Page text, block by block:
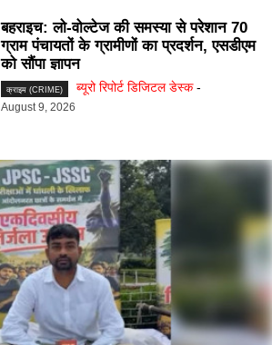
बहराइच: लो-वोल्टेज की समस्या से परेशान 70
ग्राम पंचायतों के ग्रामीणों का प्रदर्शन, एसडीएम
को सौंपा ज्ञापन
क्राइम (CRIME) ब्यूरो रिपोर्ट डिजिटल डेस्क -
August 9, 2026